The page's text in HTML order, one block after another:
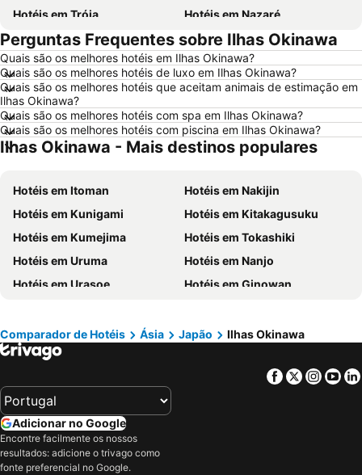
Hotéis em Tróia
Hotéis em Nazaré
Hotéis em Évora
Hotéis em Peniche
Hotéis em Porto Santo
Hotéis em Isla Canela
Hotéis em Sangenjo
Hotéis em Vila Nova de Milfontes
Hotéis em Vilamoura
Hotéis em Vigo
Hotéis em Roma
Hotéis em Centro de Portugal
Hotéis em Sul de Espanha
Hotéis em Málaga
Hotéis em Ibiza
Hotéis em Ilha do Sal
Hotéis em Douro
Hotéis em Região de Lisboa
Hotéis em São Miguel
Hotéis em Madrid
Perguntas Frequentes sobre Ilhas Okinawa
Quais são os melhores hotéis em Ilhas Okinawa?
Quais são os melhores hotéis de luxo em Ilhas Okinawa?
Quais são os melhores hotéis que aceitam animais de estimação em
Ilhas Okinawa?
Quais são os melhores hotéis com spa em Ilhas Okinawa?
Quais são os melhores hotéis com piscina em Ilhas Okinawa?
Ilhas Okinawa - Mais destinos populares
Hotéis em Itoman
Hotéis em Nakijin
Hotéis em Kunigami
Hotéis em Kitakagusuku
Hotéis em Kumejima
Hotéis em Tokashiki
Hotéis em Uruma
Hotéis em Nanjo
Hotéis em Urasoe
Hotéis em Ginowan
Hotéis em Kin
Hotéis em Tomigusuku
Comparador de Hotéis Ásia Japão Ilhas Okinawa
Facebook
Twitter
Adicionar no Google
Encontre facilmente os nossos
resultados: adicione o trivago como
fonte preferencial no Google.